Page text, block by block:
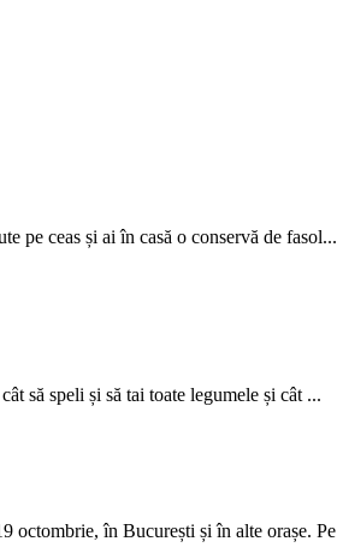
pe ceas și ai în casă o conservă de fasol...
să speli și să tai toate legumele și cât ...
octombrie, în București și în alte orașe. Pe